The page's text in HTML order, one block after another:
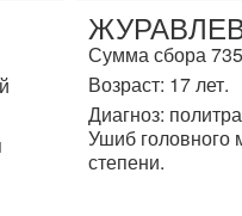
Сумма сбора
Возраст: 17 лет.
Диагноз:
Ушиб головного
степени.